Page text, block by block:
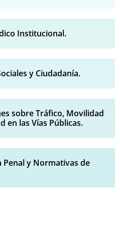
Institucional.
y Ciudadanía.
sobre Tráfico, Movilidad
en las Vías Públicas.
Penal y Normativas de